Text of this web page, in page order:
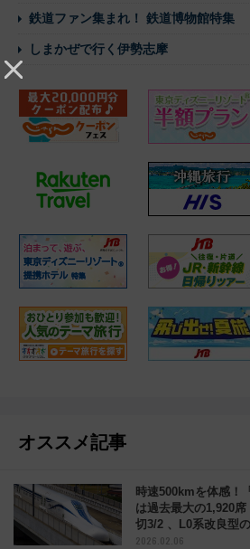
鉄道ファン集まれ！ 鉄道博物館特集
しまかぜで行く伊勢志摩
オススメ記事
時速500kmを体感！
は過去最大の1,920
切3/2 、L0系改良型
2026.02.06